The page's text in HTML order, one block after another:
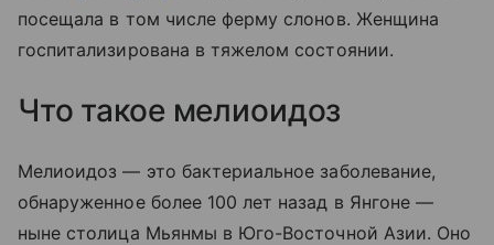
посещала в том числе ферму слонов. Женщина
госпитализирована в тяжелом состоянии.
Что такое мелиоидоз
Мелиоидоз — это бактериальное заболевание,
обнаруженное более 100 лет назад в Янгоне —
ныне столица Мьянмы в Юго-Восточной Азии. Оно